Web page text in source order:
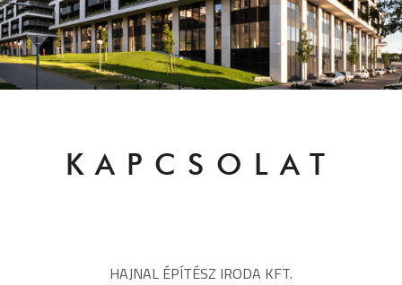
KAPCSOLAT
HAJNAL ÉPÍTÉSZ IRODA KFT.